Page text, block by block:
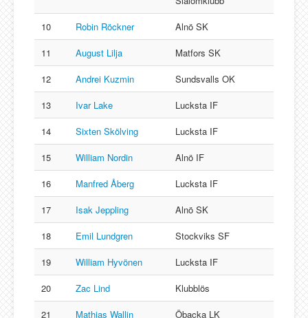
10
Robin Röckner
Alnö SK
11
August Lilja
Matfors SK
12
Andrei Kuzmin
Sundsvalls OK
13
Ivar Lake
Lucksta IF
14
Sixten Skölving
Lucksta IF
15
William Nordin
Alnö IF
16
Manfred Åberg
Lucksta IF
17
Isak Jeppling
Alnö SK
18
Emil Lundgren
Stockviks SF
19
William Hyvönen
Lucksta IF
20
Zac Lind
Klubblös
21
Mathias Wallin
Öbacka LK